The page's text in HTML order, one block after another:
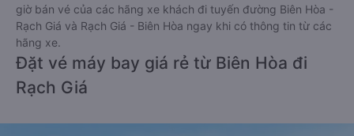
giờ bán vé của các hãng xe khách đi tuyến đường Biên Hòa -
Rạch Giá và Rạch Giá - Biên Hòa ngay khi có thông tin từ các
hãng xe.
Đặt vé máy bay giá rẻ từ Biên Hòa đi
Rạch Giá